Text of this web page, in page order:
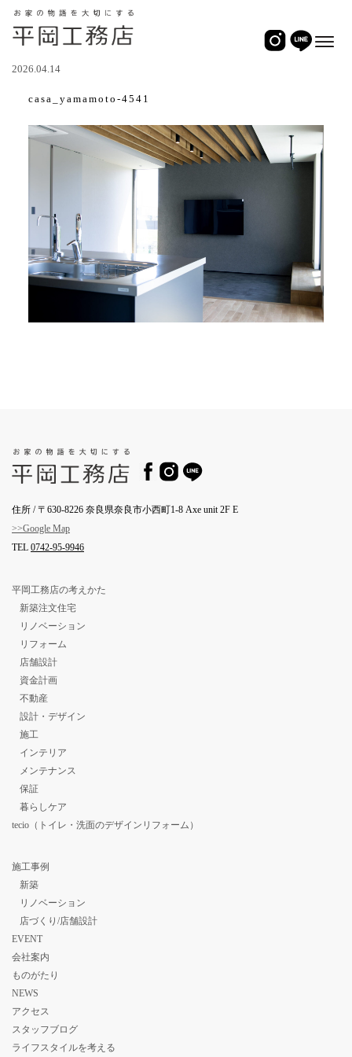
2026.04.14
casa_yamamoto-4541
住所 / 〒630-8226 奈良県奈良市小西町1-8 Axe unit 2F E
>>Google Map
TEL 0742-95-9946
平岡工務店の考えかた
新築注文住宅
リノベーション
リフォーム
店舗設計
資金計画
不動産
設計・デザイン
施工
インテリア
メンテナンス
保証
暮らしケア
tecio（トイレ・洗面のデザインリフォーム）
施工事例
新築
リノベーション
店づくり/店舗設計
EVENT
会社案内
ものがたり
NEWS
アクセス
スタッフブログ
ライフスタイルを考える